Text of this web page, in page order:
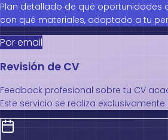
Plan detallado de qué oportunidades
con qué materiales, adaptado a tu
Por email
Revisión de CV
Feedback profesional sobre tu CV
Este servicio se realiza